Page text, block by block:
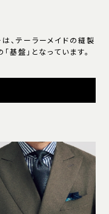
、テーラーメイドの縫製
基盤」となっています。